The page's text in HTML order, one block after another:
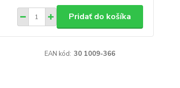
Pridať do košíka
EAN kód: 30 1009-366